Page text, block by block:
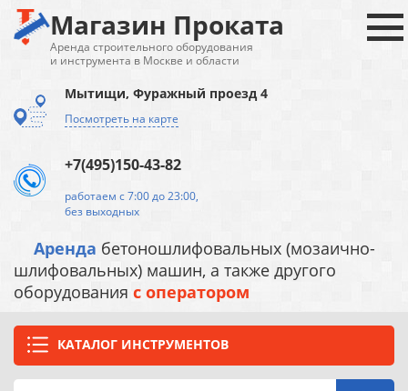
Магазин Проката
Аренда строительного оборудования
и инструмента в Москве и области
Мытищи, Фуражный проезд 4
Посмотреть на карте
+7(495)150-43-82
работаем с 7:00 до 23:00,
без выходных
Аренда бетоношлифовальных (мозаично-
шлифовальных) машин, а также другого
оборудования с оператором
КАТАЛОГ ИНСТРУМЕНТОВ